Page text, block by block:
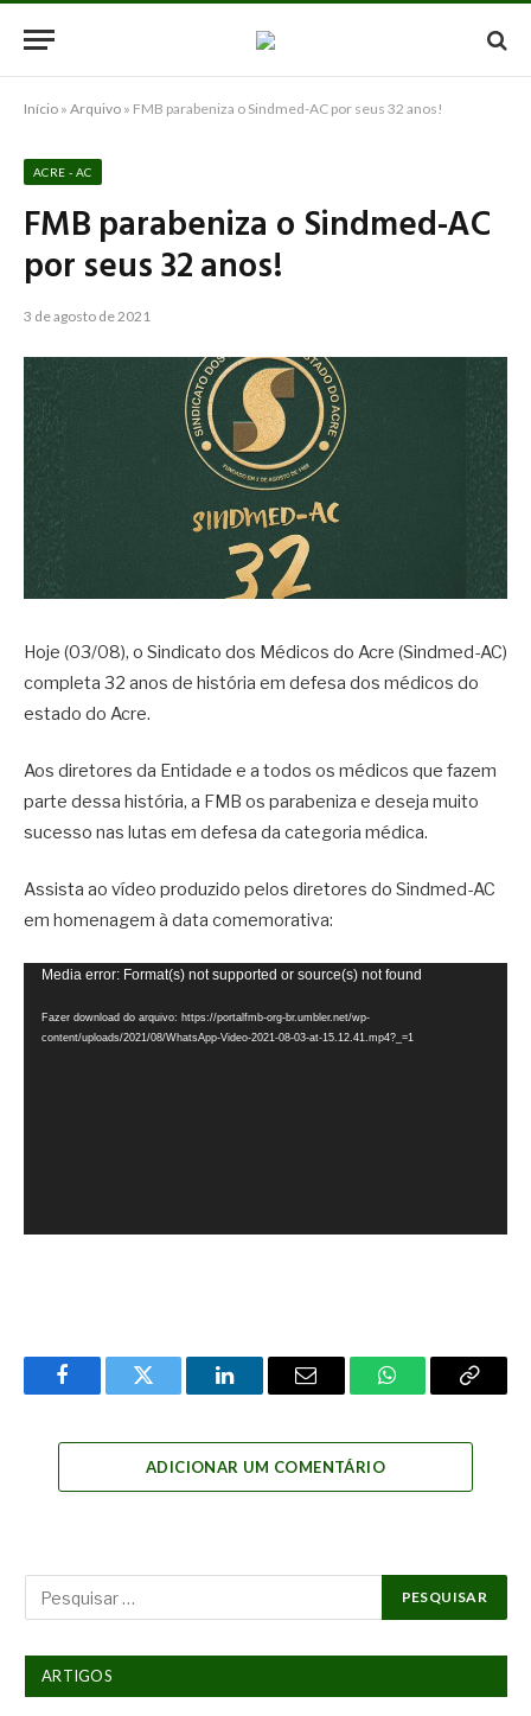
Início » Arquivo » FMB parabeniza o Sindmed-AC por seus 32 anos!
ACRE - AC
FMB parabeniza o Sindmed-AC
por seus 32 anos!
3 de agosto de 2021
Hoje (03/08), o Sindicato dos Médicos do Acre (Sindmed-AC)
completa 32 anos de história em defesa dos médicos do
estado do Acre.
Aos diretores da Entidade e a todos os médicos que fazem
parte dessa história, a FMB os parabeniza e deseja muito
sucesso nas lutas em defesa da categoria médica.
Assista ao vídeo produzido pelos diretores do Sindmed-AC
em homenagem à data comemorativa:
Tocador
vídeo
Media error: Format(s) not supported or source(s) not found
Fazer download do arquivo: https://portalfmb-org-br.umbler.net/wp-
content/uploads/2021/08/WhatsApp-Video-2021-08-03-at-15.12.41.mp4?_=1
FacebookTwitter LinkedInEmail WhatsAppCopy
ADICIONAR UM COMENTÁRIO
ARTIGOS